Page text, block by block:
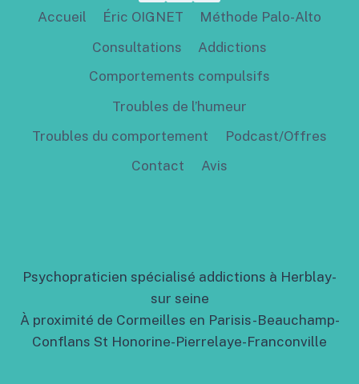
Accueil Éric OIGNET
Méthode Palo-Alto
Consultations
Addictions
Comportements compulsifs
Troubles de l’humeur
Troubles du comportement
Podcast/Offres
Contact
Avis
Psychopraticien spécialisé addictions à Herblay-
sur seine
À proximité de Cormeilles en Parisis-Beauchamp-
Conflans St Honorine-Pierrelaye-Franconville